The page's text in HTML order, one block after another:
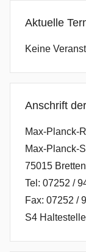
Aktuelle
Keine
Anschrift
Max-Planck-
Max-Planck-
75015 Bretten
Tel: 07252 /
Fax: 07252 /
S4